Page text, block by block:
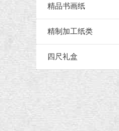
精品书画纸
精制加工纸类
四尺礼盒